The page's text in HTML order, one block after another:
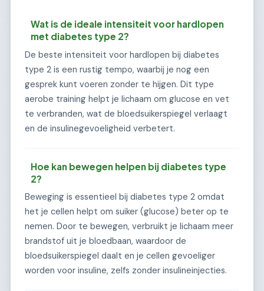
Wat is de ideale intensiteit voor hardlopen
met diabetes type 2?
De beste intensiteit voor hardlopen bij diabetes
type 2 is een rustig tempo, waarbij je nog een
gesprek kunt voeren zonder te hijgen. Dit type
aerobe training helpt je lichaam om glucose en vet
te verbranden, wat de bloedsuikerspiegel verlaagt
en de insulinegevoeligheid verbetert.
Hoe kan bewegen helpen bij diabetes type
2?
Beweging is essentieel bij diabetes type 2 omdat
het je cellen helpt om suiker (glucose) beter op te
nemen. Door te bewegen, verbruikt je lichaam meer
brandstof uit je bloedbaan, waardoor de
bloedsuikerspiegel daalt en je cellen gevoeliger
worden voor insuline, zelfs zonder insulineinjecties.